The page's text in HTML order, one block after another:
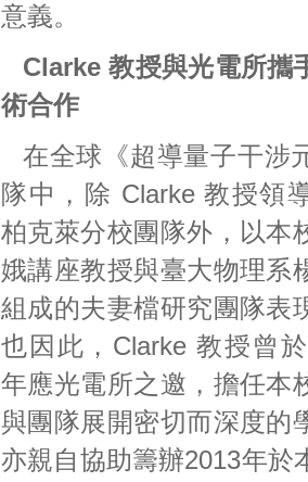
意義。
Clarke 教授與光電所攜
術合作
在全球《超導量子干涉
隊中，除 Clarke 教授領
柏克萊分校團隊外，以本
娥講座教授與臺大物理系
組成的夫妻檔研究團隊表
也因此，Clarke 教授曾
年應光電所之邀，擔任本
與團隊展開密切而深度的
亦親自協助籌辦2013年於